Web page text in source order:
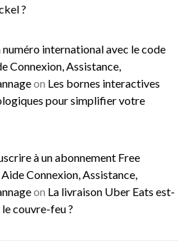
?
international avec le code
Connexion, Assistance,
on Les bornes interactives
pour simplifier votre
à un abonnement Free
Connexion, Assistance,
on La livraison Uber Eats est-
couvre-feu ?